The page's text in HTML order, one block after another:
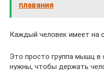
плавания
Каждый человек имеет на
Это просто группа мышц
нужны, чтобы держать